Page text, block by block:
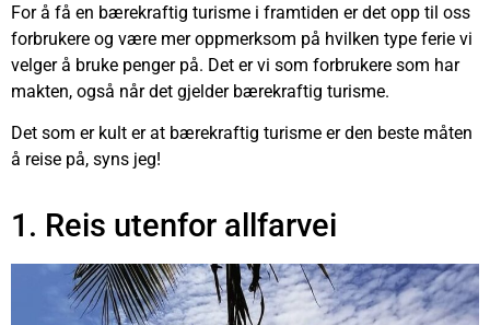
For å få en bærekraftig turisme i framtiden er det opp til oss
forbrukere og være mer oppmerksom på hvilken type ferie vi
velger å bruke penger på. Det er vi som forbrukere som har
makten, også når det gjelder bærekraftig turisme.
Det som er kult er at bærekraftig turisme er den beste måten
å reise på, syns jeg!
1. Reis utenfor allfarvei